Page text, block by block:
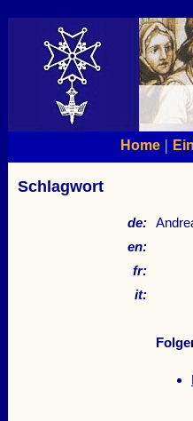
Home|
Schlagwort
de:
en:
fr:
it: